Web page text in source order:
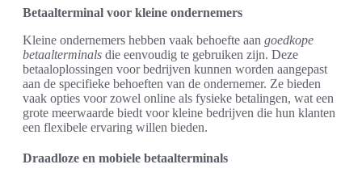
Betaalterminal voor kleine ondernemers
Kleine ondernemers hebben vaak behoefte aan goedkope
betaalterminals die eenvoudig te gebruiken zijn. Deze
betaaloplossingen voor bedrijven kunnen worden aangepast
aan de specifieke behoeften van de ondernemer. Ze bieden
vaak opties voor zowel online als fysieke betalingen, wat een
grote meerwaarde biedt voor kleine bedrijven die hun klanten
een flexibele ervaring willen bieden.
Draadloze en mobiele betaalterminals